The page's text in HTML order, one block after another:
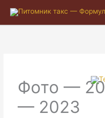
Фото —
— 2023